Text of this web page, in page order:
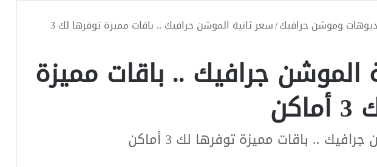
وموشن جرافيك/ سعر ثانية الموشن جرافيك .. باقات مميزة توفرها لك 3
الموشن جرافيك .. باقات مميزة
.. باقات مميزة توفرها لك 3 أماكن